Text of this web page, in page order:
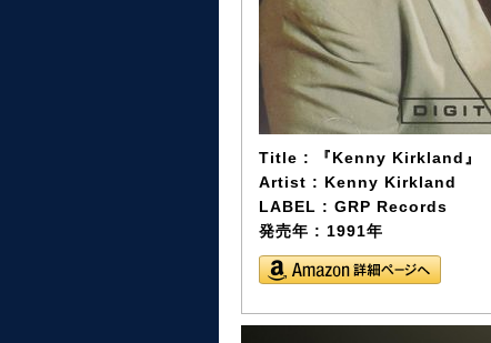
Title : 『Kenny Kirkland』
Artist : Kenny Kirkland
LABEL : GRP Records
発売年 : 1991年